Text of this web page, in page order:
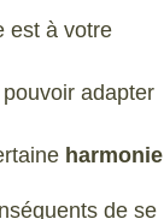
est à votre
adapter
harmonie
de se